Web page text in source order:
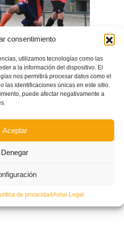
consentimiento
utilizamos tecnologías como las
a la información del dispositivo. El
nos permitirá procesar datos como el
las identificaciones únicas en este sitio.
puede afectar negativamente a
Aceptar
Denegar
de privacidadAviso Legal
sub14 y sub16 en amistosos